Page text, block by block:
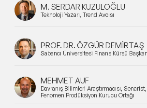
M. SERDAR KUZULOĞLU
Teknoloji Yazarı, Trend Avcısı
PROF. DR. ÖZGÜR DEMİRTAŞ
Sabancı Üniversitesi Finans Kürsü
MEHMET AUF
Davranış Bilimleri Araştırmacısı,
Fenomen Prodüksiyon Kurucu Ortağı